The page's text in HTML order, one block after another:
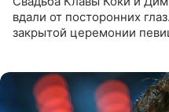
вдали от посторонних
закрытой церемонии